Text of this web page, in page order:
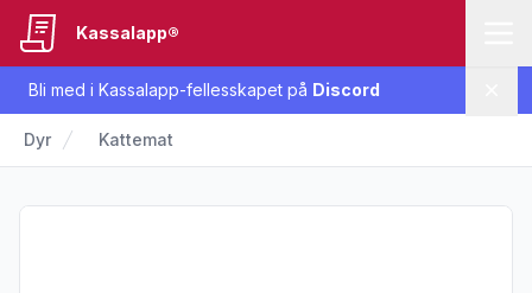
Bli med i Kassalapp-fellesskapet på Discord
Kassalapp®
Dyr Kattemat